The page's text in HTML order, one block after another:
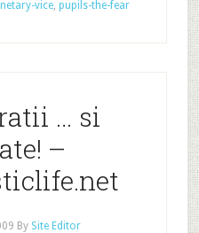
vice, pupils-the-fear
… si
–
By Site Editor